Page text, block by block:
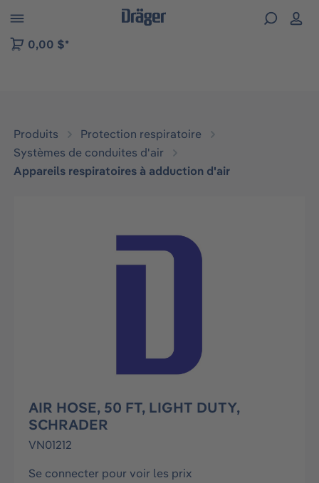
to B2B platform navigation
0,00 $*
Produits
Protection respiratoire
Systèmes de conduites d'air
Appareils respiratoires à adduction d'air
Ignorer la galerie d'images
AIR HOSE, 50 FT, LIGHT DUTY,
SCHRADER
VN01212
Se connecter pour voir les prix